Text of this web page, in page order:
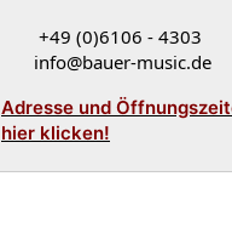
+49 (0)6106 - 4303
info@bauer-music.de
Adresse und
hier klicken!